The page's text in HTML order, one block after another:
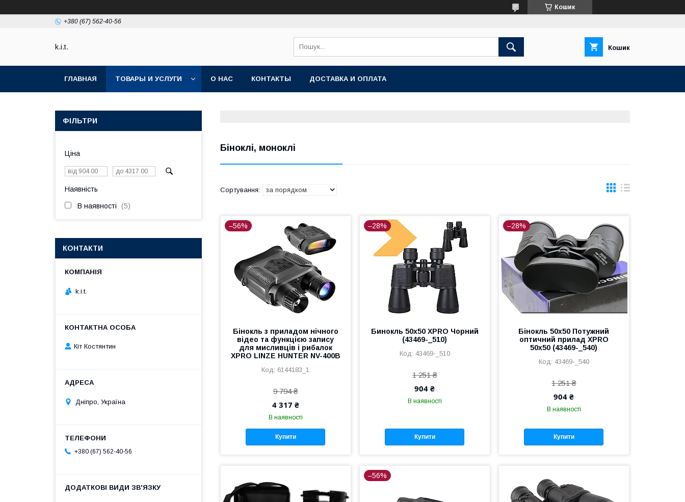
Кошик
+380 (67) 562-40-56
k.i.t. Кошик
ГЛАВНАЯ ТОВАРЫ И УСЛУГИ О НАС КОНТАКТЫ ДОСТАВКА И ОПЛАТА
Біноклі, моноклі
–56%
Бінокль з приладом нічного
відео та функцією запису
для мисливців і рибалок
XPRO LINZE HUNTER NV-400B
6144183_1
9 794 ₴
4 317 ₴
В наявності
Купити
–28%
Бинокль 50х50 XPRO Чорний
(43469-_510)
43469-_510
1 251 ₴
904 ₴
В наявності
Купити
–28%
Бінокль 50x50 Потужний
оптичний прилад XPRO
50x50 (43469-_540)
43469-_540
1 251 ₴
904 ₴
В наявності
Купити
–56%
ФІЛЬТРИ
Ціна
Наявність
В наявності 5
КОНТАКТИ
k.i.t.
Кіт Костянтин
Дніпро, Україна
+380 (67) 562-40-56